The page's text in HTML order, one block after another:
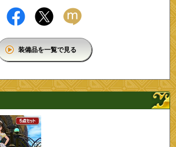
装備品を一覧で見る